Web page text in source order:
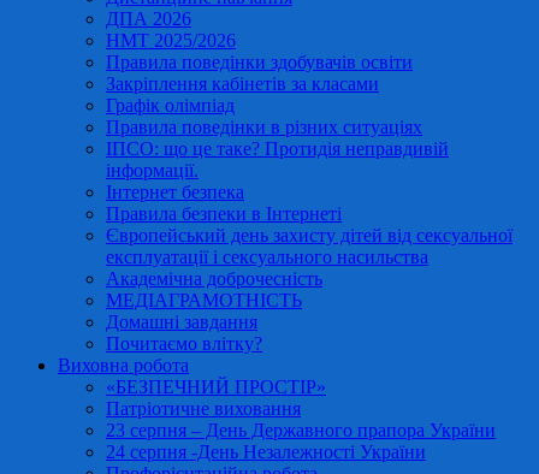
ДПА 2026
НМТ 2025/2026
Правила поведінки здобувачів освіти
Закріплення кабінетів за класами
Графік олімпіад
Правила поведінки в різних ситуаціях
ІПСО: що це таке? Протидія неправдивій
інформації.
Інтернет безпека
Правила безпеки в Інтернеті
Європейський день захисту дітей від сексуальної
експлуатації і сексуального насильства
Академічна доброчесність
МЕДІАГРАМОТНІСТЬ
Домашні завдання
Почитаємо влітку?
Виховна робота
«БЕЗПЕЧНИЙ ПРОСТІР»
Патріотичне виховання
23 серпня – День Державного прапора України
24 серпня -День Незалежності України